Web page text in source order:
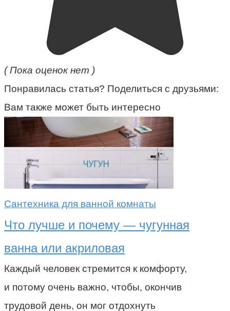
( Пока оценок нет )
Понравилась статья? Поделиться с друзьями:
Вам также может быть интересно
Сантехника для ванной комнаты
Что лучше и почему — чугунная
ванна или акриловая
Каждый человек стремится к комфорту,
и потому очень важно, чтобы, окончив
трудовой день, он мог отдохнуть